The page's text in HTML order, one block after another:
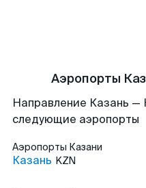
Аэропорты
Направление Казань —
следующие аэропорты
Аэропорты Казани
Казань KZN